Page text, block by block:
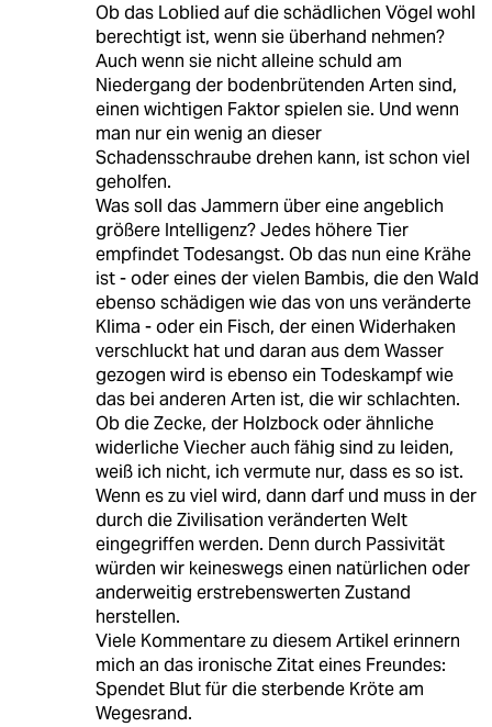
Ob das Loblied auf die schädlichen Vögel wohl
berechtigt ist, wenn sie überhand nehmen?
Auch wenn sie nicht alleine schuld am
Niedergang der bodenbrütenden Arten sind,
einen wichtigen Faktor spielen sie. Und wenn
man nur ein wenig an dieser
Schadensschraube drehen kann, ist schon viel
geholfen.
Was soll das Jammern über eine angeblich
größere Intelligenz? Jedes höhere Tier
empfindet Todesangst. Ob das nun eine Krähe
ist - oder eines der vielen Bambis, die den Wald
ebenso schädigen wie das von uns veränderte
Klima - oder ein Fisch, der einen Widerhaken
verschluckt hat und daran aus dem Wasser
gezogen wird is ebenso ein Todeskampf wie
das bei anderen Arten ist, die wir schlachten.
Ob die Zecke, der Holzbock oder ähnliche
widerliche Viecher auch fähig sind zu leiden,
weiß ich nicht, ich vermute nur, dass es so ist.
Wenn es zu viel wird, dann darf und muss in der
durch die Zivilisation veränderten Welt
eingegriffen werden. Denn durch Passivität
würden wir keineswegs einen natürlichen oder
anderweitig erstrebenswerten Zustand
herstellen.
Viele Kommentare zu diesem Artikel erinnern
mich an das ironische Zitat eines Freundes:
Spendet Blut für die sterbende Kröte am
Wegesrand.